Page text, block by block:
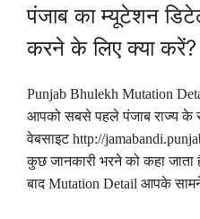
पंजाब का म्यूटेशन
करने के लिए क्या करें?
Punjab Bhulekh Mutation
आपको सबसे पहले पंजाब राज्य के
वेबसाइट http://
कुछ जानकारी भरने को कहा
बाद Mutation Detail आपके सामने